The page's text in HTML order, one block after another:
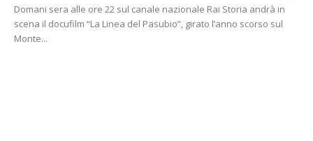
Domani sera alle ore 22 sul canale nazionale Rai Storia andrà in
scena il docufilm “La Linea del Pasubio”, girato l’anno scorso sul
Monte...